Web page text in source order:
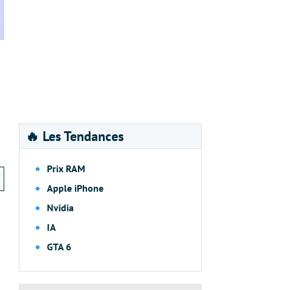
🔥 Les Tendances
Prix RAM
Apple iPhone
Nvidia
IA
GTA 6